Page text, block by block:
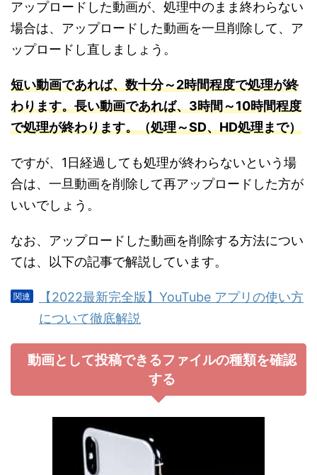
アップロードした動画が、処理中のまま終わらない
場合は、アップロードした動画を一旦削除して、ア
ップロードし直しましょう。
短い動画であれば、数十分～2時間程度で処理が終
わります。長い動画であれば、3時間～10時間程度
で処理が終わります。（処理～SD、HD処理まで）
ですが、1日経過しても処理が終わらないという場
合は、一旦動画を削除して再アップロードした方が
いいでしょう。
なお、アップロードした動画を削除する方法につい
ては、以下の記事で解説しています。
【2022最新完全版】YouTube アプリの使い方
について徹底解説
動画として投稿できるファイルの種類を確認
する